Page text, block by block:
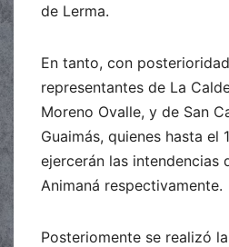
de Lerma.
En tanto, con
representantes de La
Moreno Ovalle, y de San
Guaimás, quienes hasta el
ejercerán las intendencias
Animaná respectivamente.
Posteriomente se realizó